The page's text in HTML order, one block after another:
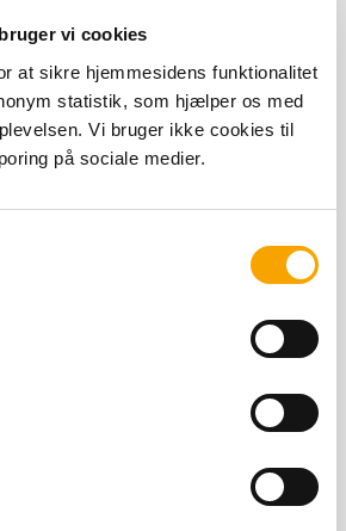
vi cookies
at sikre hjemmesidens funktionalitet
statistik, som hjælper os med
Vi bruger ikke cookies til
på sociale medier.
what you’re looking for. Perhaps